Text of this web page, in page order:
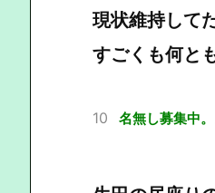
現状維持して
すごくも何と
10 名無し募集中。